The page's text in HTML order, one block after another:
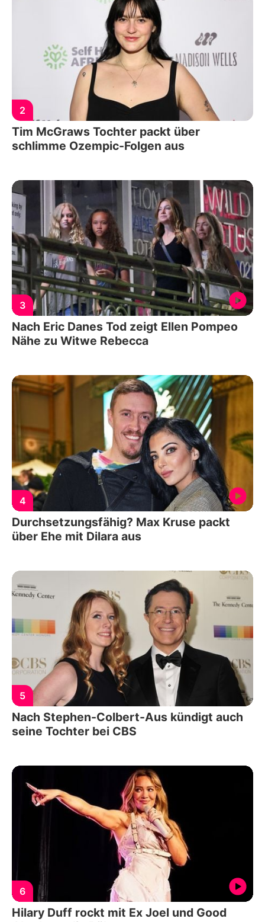
2
Tim McGraws Tochter packt über
schlimme Ozempic-Folgen aus
3
Nach Eric Danes Tod zeigt Ellen Pompeo
Nähe zu Witwe Rebecca
4
Durchsetzungsfähig? Max Kruse packt
über Ehe mit Dilara aus
5
Nach Stephen-Colbert-Aus kündigt auch
seine Tochter bei CBS
6
Hilary Duff rockt mit Ex Joel und Good